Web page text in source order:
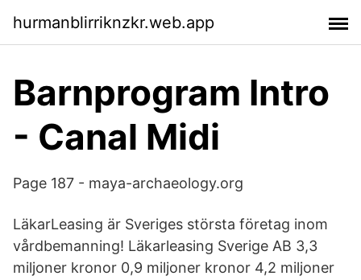
hurmanblirriknzkr.web.app
Barnprogram Intro
- Canal Midi
Page 187 - maya-archaeology.org
LäkarLeasing är Sveriges största företag inom
vårdbemanning! Läkarleasing Sverige AB 3,3
miljoner kronor 0,9 miljoner kronor 4,2 miljoner